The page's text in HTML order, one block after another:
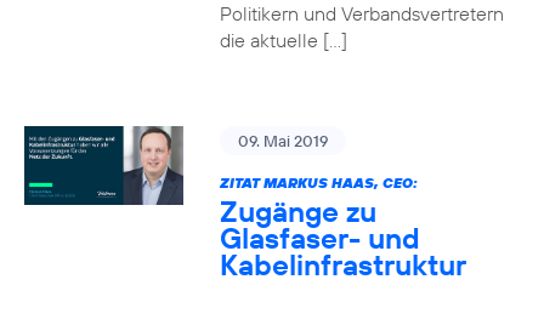
Politikern und Verbandsvertretern
die aktuelle […]
09. Mai 2019
ZITAT MARKUS HAAS, CEO:
Zugänge zu
Glasfaser- und
Kabelinfrastruktur